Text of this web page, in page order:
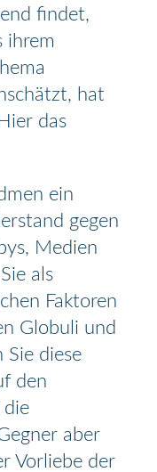
findet,
ihrem
hat
das
ein
gegen
Medien
als
Faktoren
Globuli und
diese
den
die
aber
Vorliebe der